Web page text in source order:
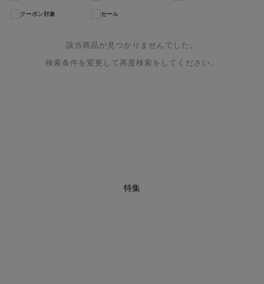
クーポン対象 セール
該当商品が見つかりませんでした。
検索条件を変更して再度検索をしてください。
特集